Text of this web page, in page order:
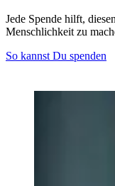
Jede Spende hilft,
Menschlichkeit zu
So kannst Du spenden